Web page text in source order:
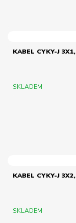
KABEL CYKY-J
SKLADEM
KABEL CYKY-J
SKLADEM